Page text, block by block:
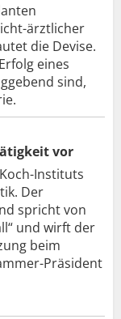
ärztlicher
die Devise.
eines
sind,
vor
Instituts
Der
spricht von
und wirft der
beim
Präsident